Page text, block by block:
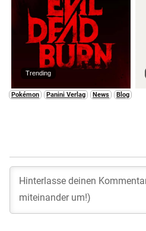
Trending
Pokémon Panini Verlag News Blog